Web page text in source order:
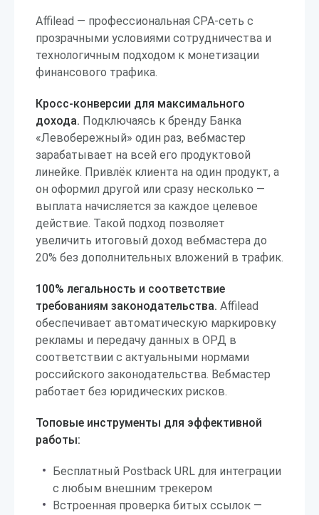
Affilead — профессиональная CPA-сеть с
прозрачными условиями сотрудничества и
технологичным подходом к монетизации
финансового трафика.
Кросс-конверсии для максимального
дохода. Подключаясь к бренду Банка
«Левобережный» один раз, вебмастер
зарабатывает на всей его продуктовой
линейке. Привлёк клиента на один продукт, а
он оформил другой или сразу несколько —
выплата начисляется за каждое целевое
действие. Такой подход позволяет
увеличить итоговый доход вебмастера до
20% без дополнительных вложений в трафик.
100% легальность и соответствие
требованиям законодательства. Affilead
обеспечивает автоматическую маркировку
рекламы и передачу данных в ОРД в
соответствии с актуальными нормами
российского законодательства. Вебмастер
работает без юридических рисков.
Топовые инструменты для эффективной
работы:
Бесплатный Postback URL для интеграции
с любым внешним трекером
Встроенная проверка битых ссылок —